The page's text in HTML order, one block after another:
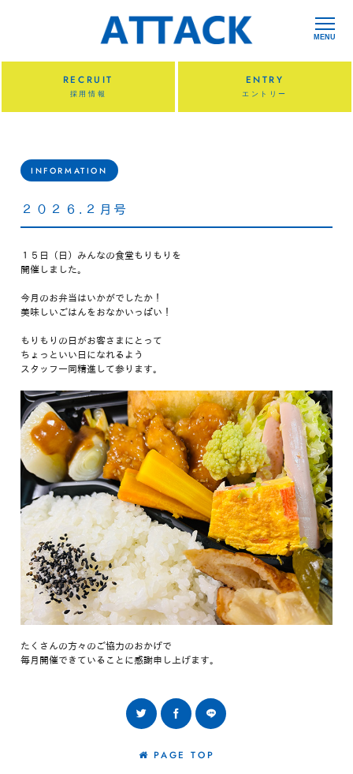
MENU
RECRUIT
採用情報
ENTRY
エントリー
INFORMATION
２０２６.２月号
１５日（日）みんなの食堂もりもりを
開催しました。
今月のお弁当はいかがでしたか！
美味しいごはんをおなかいっぱい！
もりもりの日がお客さまにとって
ちょっといい日になれるよう
スタッフ一同精進して参ります。
たくさんの方々のご協力のおかげで
毎月開催できていることに感謝申し上げます。
PAGE TOP